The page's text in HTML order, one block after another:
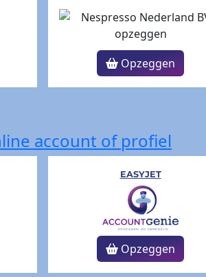
Opzeggen
account of profiel
EASYJET
Opzeggen